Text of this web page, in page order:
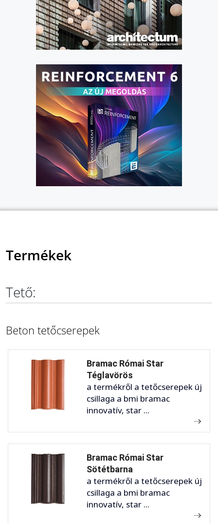
Termékek
Tető:
Beton tetőcserepek
Bramac Római Star
Téglavörös
a termékről a tetőcserepek új
csillaga a bmi bramac
innovatív, star ...
Bramac Római Star
Sötétbarna
a termékről a tetőcserepek új
csillaga a bmi bramac
innovatív, star ...